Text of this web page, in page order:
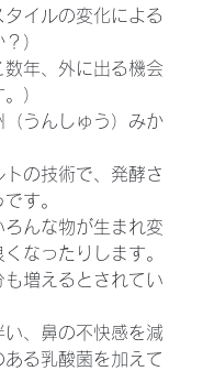
タイルの変化による
）
数年、外に出る機会
）
（うんしゅう）みか
トの技術で、発酵さ
す。
ろんな物が生まれ変
なったりします。
も増えるとされてい
い、鼻の不快感を減
る乳酸菌を加えて